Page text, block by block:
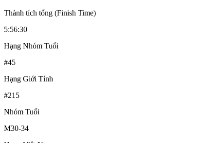
Thành tích tổng (Finish Time)
5:56:30
Hạng Nhóm Tuổi
#45
Hạng Giới Tính
#215
Nhóm Tuổi
M30-34